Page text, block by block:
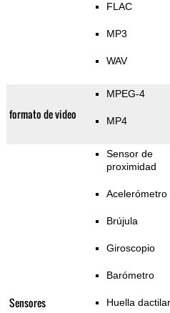
FLAC
MP3
WAV
formato de video
MPEG-4
MP4
Sensores
Sensor de
proximidad
Acelerómetro
Brújula
Giroscopio
Barómetro
Huella dactilar